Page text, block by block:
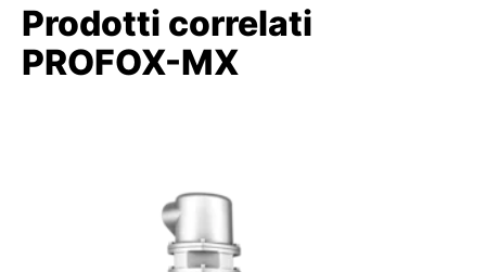
Prodotti correlati
PROFOX-MX